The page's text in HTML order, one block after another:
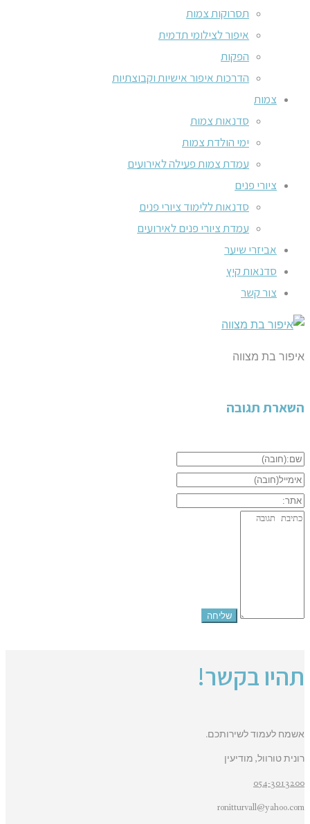
תסרוקות צמות
איפור לצילומי תדמית
הפקות
הדרכות איפור אישיות וקבוצתיות
צמות
סדנאות צמות
ימי הולדת צמות
עמדת צמות פעילה לאירועים
ציורי פנים
סדנאות ללימוד ציורי פנים
עמדת ציורי פנים לאירועים
אביזרי שיער
סדנאות קיץ
צור קשר
איפור בת מצווה
השארת תגובה
תהיו בקשר!
אשמח לעמוד לשירותכם.
רונית טורוול, מודיעין
054-3013200
ronitturvall@yahoo.com